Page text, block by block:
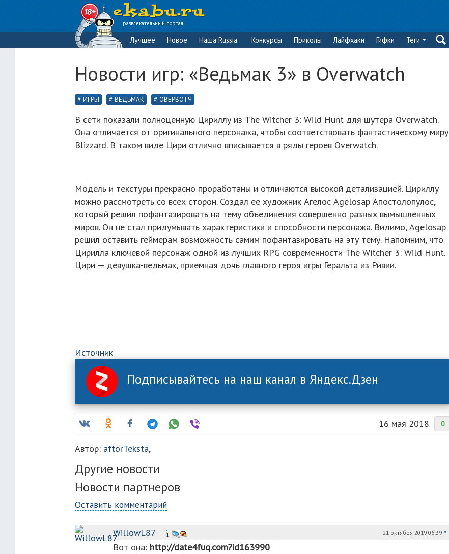
развлекательный портал
Лучшее Новое Наша Russia Конкурсы Приколы Лайфхаки Гифки Теги
Новости игр: «Ведьмак 3» в Overwatch
ИГРЫ ВЕДЬМАК ОВЕРВОТЧ
В сети показали полноценную Цириллу из The Witcher 3: Wild Hunt для шутера Overwatch.
Она отличается от оригинального персонажа, чтобы соответствовать фантастическому миру
Blizzard. В таком виде Цири отлично вписывается в ряды героев Overwatch.
Модель и текстуры прекрасно проработаны и отличаются высокой детализацией. Цириллу
можно рассмотреть со всех сторон. Создал ее художник Агелос Agelosap Апостолопулос,
который решил пофантазировать на тему объединения совершенно разных вымышленных
миров. Он не стал придумывать характеристики и способности персонажа. Видимо, Agelosap
решил оставить геймерам возможность самим пофантазировать на эту тему. Напомним, что
Цирилла ключевой персонаж одной из лучших RPG современности The Witcher 3: Wild Hunt.
Цири — девушка-ведьмак, приемная дочь главного героя игры Геральта из Ривии.
Источник
Подписывайтесь на наш канал в Яндекс.Дзен
0
16 мая 2018
Автор: aftorTeksta,
Другие новости
Новости партнеров
Оставить комментарий
WillowL87 21 октября 2019 06:39 #
В︀о︀т︀ ︀о︀н︀а︀:︀ http://date4fuq.com?id163990